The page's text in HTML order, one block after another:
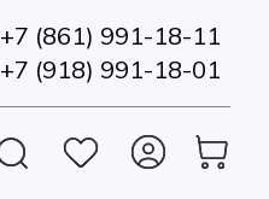
+7 (861) 991-18-11
+7 (918) 991-18-01